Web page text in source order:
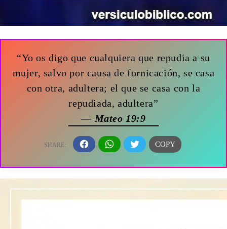
“Yo os digo que cualquiera que repudia a su
mujer, salvo por causa de fornicación, se casa
con otra, adultera; el que se casa con la
repudiada, adultera”
— Mateo 19:9